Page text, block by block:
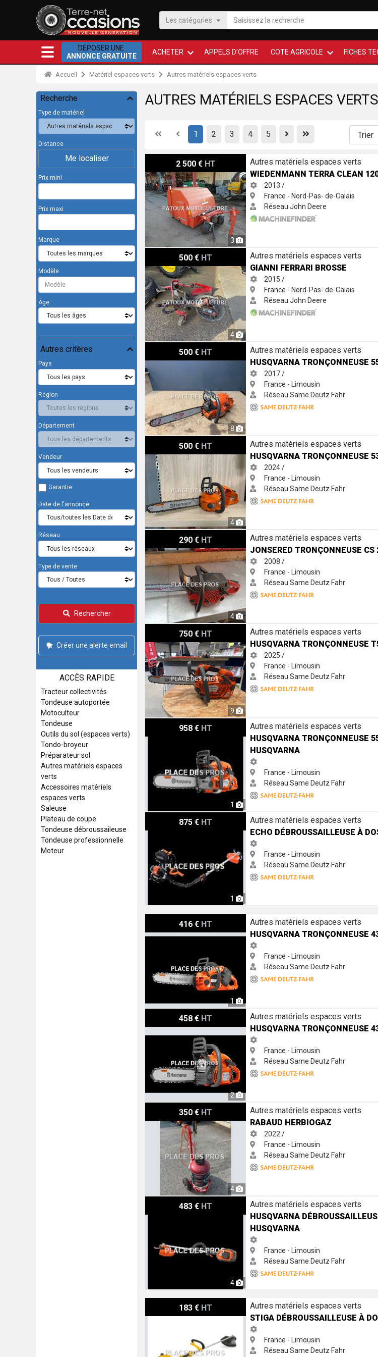
Les catégories
DÉPOSER UNE
ANNONCE GRATUITE
ACHETER APPELS D'OFFRE COTE AGRICOLE FICHES
Accueil Matériel espaces verts Autres matériels espaces verts
Recherche
Type de matériel
Distance
Me localiser
Prix mini
Prix maxi
Marque
Modèle
Âge
Autres critères
Pays
Région
Département
Vendeur
Garantie
Date de l'annonce
Réseau
Type de vente
Rechercher
Créer une alerte email
ACCÈS RAPIDE
Tracteur collectivités
Tondeuse autoportée
Motoculteur
Tondeuse
Outils du sol (espaces verts)
Tondo-broyeur
Préparateur sol
Autres matériels espaces
verts
Accessoires matériels
espaces verts
Saleuse
Plateau de coupe
Tondeuse débroussaileuse
Tondeuse professionnelle
Moteur
AUTRES MATÉRIELS ESPACES
FirstPrevious
1 2 3 4 5 PreviousFirst
2 500 € HT
3
Wiedenmann TERRA CLEAN 120
Autres matériels espaces verts
WIEDENMANN TERRA CLEAN
2013 /
France - Nord-Pas- de-Calais
Réseau John Deere
500 € HT
4
Gianni Ferrari BROSSE
Autres matériels espaces verts
GIANNI FERRARI BROSSE
2015 /
France - Nord-Pas- de-Calais
Réseau John Deere
500 € HT
8
Husqvarna Tronçonneuse 555 HusqvarnaAutres matériels espaces verts
HUSQVARNA TRONÇONNEUSE
2017 /
France - Limousin
Réseau Same Deutz Fahr
500 € HT
4
Husqvarna Tronçonneuse 535iXP HusqvarnaAutres matériels espaces verts
HUSQVARNA TRONÇONNEUSE
2024 /
France - Limousin
Réseau Same Deutz Fahr
290 € HT
4
Jonsered Tronçonneuse CS 2141 JonseredAutres matériels espaces verts
JONSERED TRONÇONNEUSE CS
2008 /
France - Limousin
Réseau Same Deutz Fahr
750 € HT
9
Husqvarna Tronçonneuse T540XP II HusqvarnaAutres matériels espaces verts
HUSQVARNA TRONÇONNEUSE
2025 /
France - Limousin
Réseau Same Deutz Fahr
958 € HT
1
Husqvarna Tronçonneuse 550XPG Mark II Husqvarna
Autres matériels espaces verts
HUSQVARNA TRONÇONNEUSE
HUSQVARNA
France - Limousin
Réseau Same Deutz Fahr
875 € HT
1
Echo Débroussailleuse à dos RM520ES EchoAutres matériels espaces verts
ECHO DÉBROUSSAILLEUSE À
France - Limousin
Réseau Same Deutz Fahr
416 € HT
1
Husqvarna Tronçonneuse 435i HusqvarnaAutres matériels espaces verts
HUSQVARNA TRONÇONNEUSE
France - Limousin
Réseau Same Deutz Fahr
458 € HT
2
Husqvarna Tronçonneuse 435II HusqvarnaAutres matériels espaces verts
HUSQVARNA TRONÇONNEUSE
France - Limousin
Réseau Same Deutz Fahr
350 € HT
4
Rabaud HERBIOGAZ
Autres matériels espaces verts
RABAUD HERBIOGAZ
2022 /
France - Limousin
Réseau Same Deutz Fahr
483 € HT
4
Husqvarna Débroussailleuse à dos 525iLXT Husqvarna
Autres matériels espaces verts
HUSQVARNA
HUSQVARNA
France - Limousin
Réseau Same Deutz Fahr
183 € HT
Stiga Débroussailleuse à dos BC 535 StigaAutres matériels espaces verts
STIGA DÉBROUSSAILLEUSE À
France - Limousin
Réseau Same Deutz Fahr